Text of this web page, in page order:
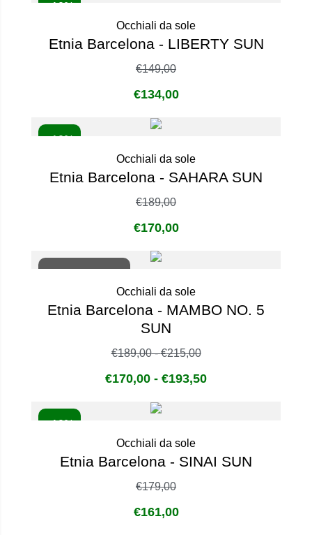
- 10%
Occhiali da sole
Etnia Barcelona - LIBERTY SUN
€149,00
€134,00
- 10%
Occhiali da sole
Etnia Barcelona - SAHARA SUN
€189,00
€170,00
Occhiali da sole
Etnia Barcelona - MAMBO NO. 5
SUN
€189,00-€215,00
€170,00 - €193,50
Occhiali da sole
Etnia Barcelona - SINAI SUN
€179,00
€161,00